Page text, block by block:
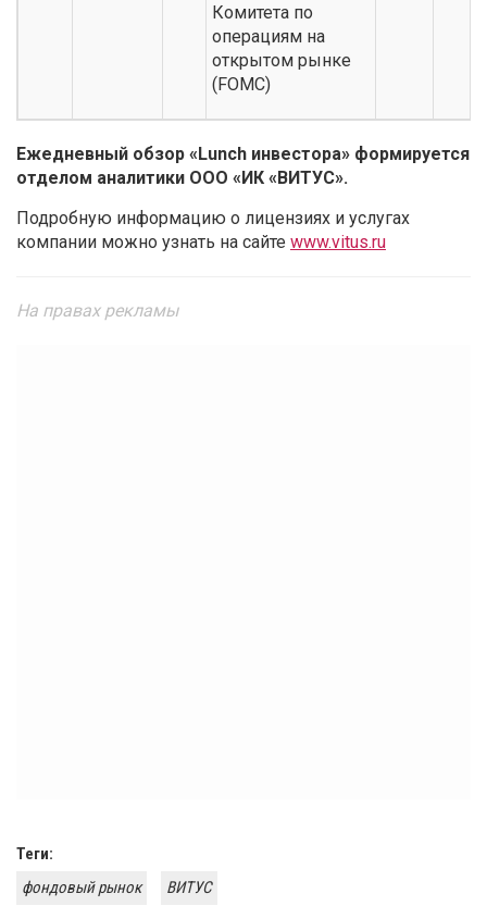
Комитета по
операциям на
открытом рынке
(FOMC)
Ежедневный обзор «Lunch инвестора» формируется
отделом аналитики ООО «ИК «ВИТУС».
Подробную информацию о лицензиях и услугах
компании можно узнать на сайте www.vitus.ru
На правах рекламы
Теги:
фондовый рынок
ВИТУС